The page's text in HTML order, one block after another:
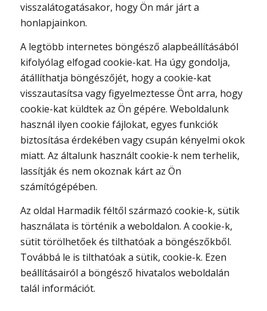
visszalátogatásakor, hogy Ön már járt a
honlapjainkon.
A legtöbb internetes böngésző alapbeállításából
kifolyólag elfogad cookie-kat. Ha úgy gondolja,
átállíthatja böngészőjét, hogy a cookie-kat
visszautasítsa vagy figyelmeztesse Önt arra, hogy
cookie-kat küldtek az Ön gépére. Weboldalunk
használ ilyen cookie fájlokat, egyes funkciók
biztosítása érdekében vagy csupán kényelmi okok
miatt. Az általunk használt cookie-k nem terhelik,
lassítják és nem okoznak kárt az Ön
számítógépében.
Az oldal Harmadik féltől származó cookie-k, sütik
használata is történik a weboldalon. A cookie-k,
sütit törölhetőek és tilthatóak a böngészőkből.
Továbbá le is tilthatóak a sütik, cookie-k. Ezen
beállításairól a böngésző hivatalos weboldalán
talál információt.